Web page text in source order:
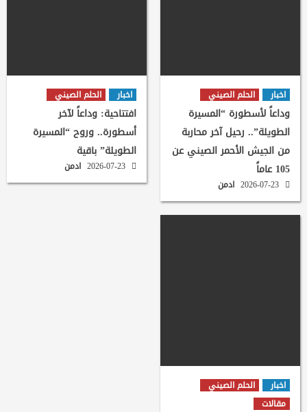
اخبار الحلم الصيني
وداعاً لأسطورة “المسيرة
الطويلة”.. رحيل آخر محاربة
من الجيش الأحمر الصيني عن
105 عاماً
ادمن
اخبار الحلم الصيني
افتتاحية: وداعاً لآخر
أسطورة.. وروح “المسيرة
الطويلة” باقية
ادمن
اخبار
الحلم الصيني
مقالات